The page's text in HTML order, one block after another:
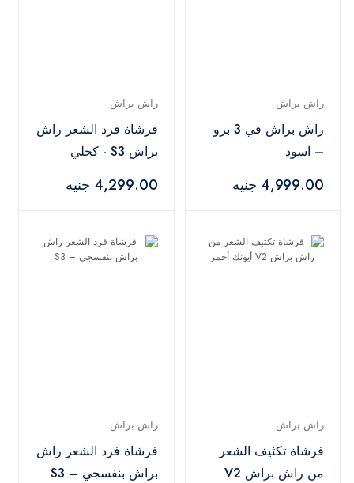
راش براش
راش براش في 3 برو
– اسود
4,999.00 جنيه
راش براش
فرشاة فرد الشعر راش
براش S3 - كحلي
4,299.00 جنيه
راش براش
فرشاة تكثيف الشعر
من راش براش V2
راش براش
فرشاة فرد الشعر راش
براش بنفسجي – S3